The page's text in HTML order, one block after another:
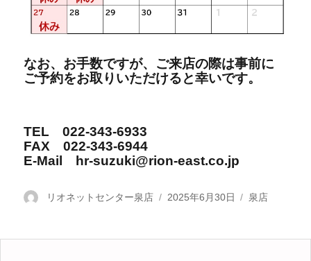
なお、お手数ですが、ご来店の際は事前に
ご予約をお取りいただけると幸いです。
TEL 022-343-6933
FAX 022-343-6944
E-Mail hr-suzuki@rion-east.co.jp
投
リオネットセンター泉店
投
2025年6月30日
カ
泉店